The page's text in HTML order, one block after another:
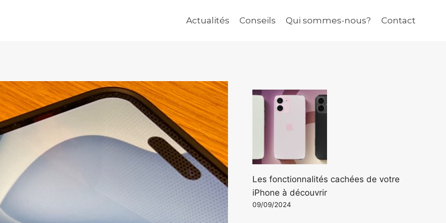
Actualités Conseils Qui sommes-nous? Contact
Les fonctionnalités cachées de votre
iPhone à découvrir
09/09/2024